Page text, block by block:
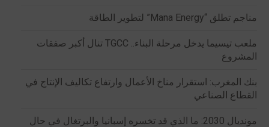
مناجم تطلق “Mana Energy” لتطوير الطاقة
ملعب تيسيما يدخل مرحلة البناء.. TGCC تنال أكبر صفقات
المشروع
بنك المغرب: استقرار مناخ الأعمال وارتفاع تكاليف الإنتاج في
القطاع الصناعي
مونديال 2030: ما الذي قد تخسره إسبانيا والبرتغال في حال